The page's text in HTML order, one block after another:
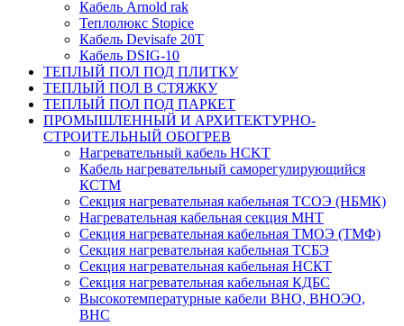
Кабель Arnold rak
Теплолюкс Stopice
Кабель Devisafe 20T
Кабель DSIG-10
ТЕПЛЫЙ ПОЛ ПОД ПЛИТКУ
ТЕПЛЫЙ ПОЛ В СТЯЖКУ
ТЕПЛЫЙ ПОЛ ПОД ПАРКЕТ
ПРОМЫШЛЕННЫЙ И АРХИТЕКТУРНО-
СТРОИТЕЛЬНЫЙ ОБОГРЕВ
Нагревательный кабель НCKТ
Кабель нагревательный саморегулирующийся
КСТМ
Секция нагревательная кабельная ТСОЭ (НБМК)
Нагревательная кабельная секция МНТ
Секция нагревательная кабельная ТМОЭ (ТМФ)
Секция нагревательная кабельная ТСБЭ
Секция нагревательная кабельная НСКТ
Секция нагревательная кабельная КДБС
Высокотемпературные кабели ВНО, ВНОЭО,
ВНС